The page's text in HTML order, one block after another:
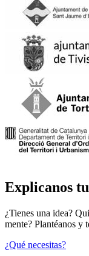
Explicanos
¿Tienes una idea?
mente? Plantéanos y
¿Qué necesitas?